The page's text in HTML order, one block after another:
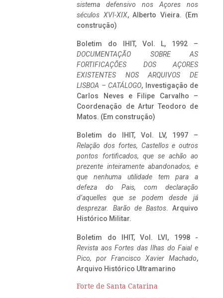
sistema defensivo nos Açores nos
séculos XVI-XIX, Alberto Vieira. (Em
construção)
Boletim do IHIT, Vol. L, 1992 –
DOCUMENTAÇÃO SOBRE AS
FORTIFICAÇÕES DOS AÇORES
EXISTENTES NOS ARQUIVOS DE
LISBOA – CATÁLOGO, Investigação de
Carlos Neves e Filipe Carvalho –
Coordenação de Artur Teodoro de
Matos. (Em construção)
Boletim do IHIT, Vol. LV, 1997 –
Relação dos fortes, Castellos e outros
pontos fortificados, que se achão ao
prezente inteiramente abandonados, e
que nenhuma utilidade tem para a
defeza do Pais, com declaração
d’aquelles que se podem desde já
desprezar. Barão de Bastos. Arquivo
Histórico Militar.
Boletim do IHIT, Vol. LVI, 1998 -
Revista aos Fortes das Ilhas do Faial e
Pico, por Francisco Xavier Machado,
Arquivo Histórico Ultramarino
Forte de Santa Catarina